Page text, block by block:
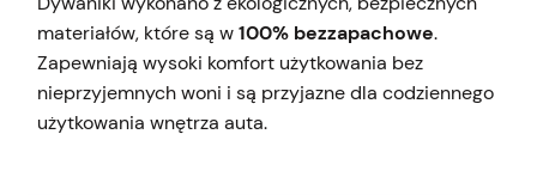
materiałów, które są w100% bezzapachowe.
Zapewniają wysoki komfort użytkowania bez
nieprzyjemnych woni i są przyjazne dla codziennego
użytkowania wnętrza auta.